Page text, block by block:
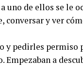
uno de ellos se le
y ver
pedirles permiso
a